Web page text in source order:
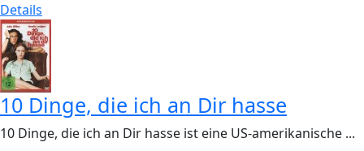
Details
10 Dinge, die ich an Dir hasse
10 Dinge, die ich an Dir hasse ist eine US-amerikanische ...